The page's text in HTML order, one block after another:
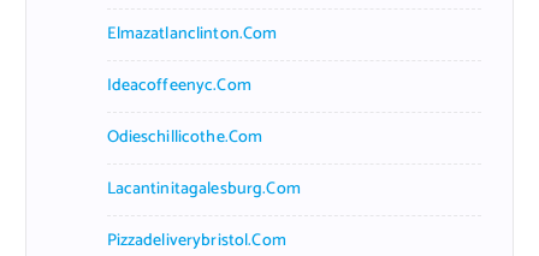
Elmazatlanclinton.com
Ideacoffeenyc.com
Odieschillicothe.com
Lacantinitagalesburg.com
Pizzadeliverybristol.com